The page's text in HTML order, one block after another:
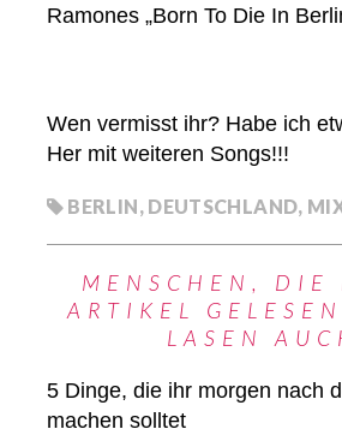
Ramones „Born To Die In
Wen vermisst ihr? Habe ich
Her mit weiteren Songs!!!
BERLIN, DEUTSCHLAND,
MENSCHEN, DIE
ARTIKEL
LASEN
5 Dinge, die ihr morgen nach
machen solltet